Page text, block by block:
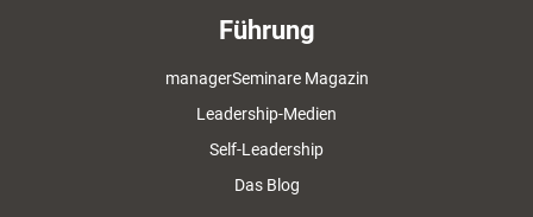
Führung
managerSeminare Magazin
Leadership-Medien
Self-Leadership
Das Blog